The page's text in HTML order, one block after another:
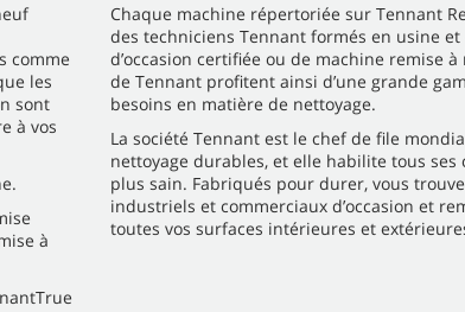
comme
les
sont
à vos
à
Chaque machine répertoriée sur Tennant
des techniciens Tennant formés en usine
d’occasion certifiée ou de machine remise
de Tennant profitent ainsi d’une grande
besoins en matière de nettoyage.
La société Tennant est le chef de file
nettoyage durables, et elle habilite tous
plus sain. Fabriqués pour durer, vous
industriels et commerciaux d’occasion et
toutes vos surfaces intérieures et